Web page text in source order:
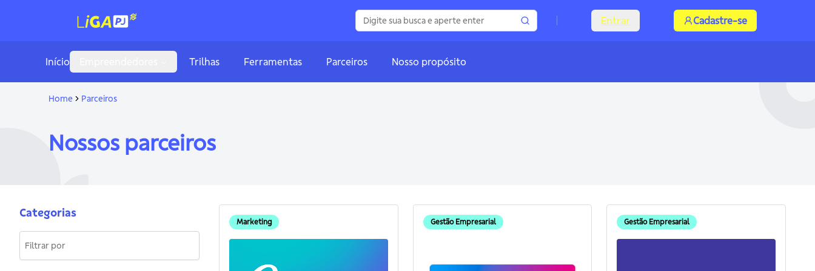
Entrar Cadastre-se
Início Trilhas Ferramentas Parceiros Nosso propósito
Home Parceiros
Nossos parceiros
Categorias
Marketing Gestão Empresarial Gestão Empresarial